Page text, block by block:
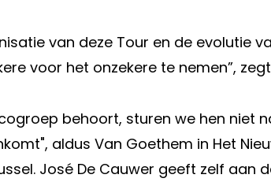
van deze Tour en de evolutie
voor het onzekere te nemen”,
behoort, sturen we hen niet
aldus Van Goethem in Het
José De Cauwer geeft zelf aan